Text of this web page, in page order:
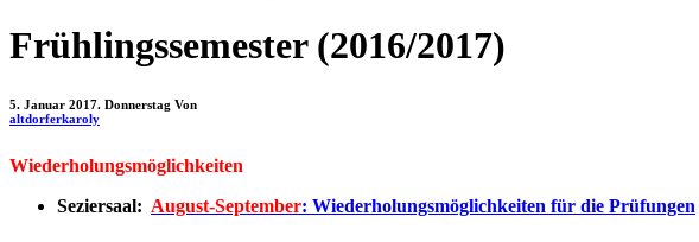
Frühlingssemester (2016/2017)
5. Januar 2017. Donnerstag Von
altdorferkaroly
Wiederholungsmöglichkeiten
Seziersaal: August-September: Wiederholungsmöglichkeiten für die Prüfungen